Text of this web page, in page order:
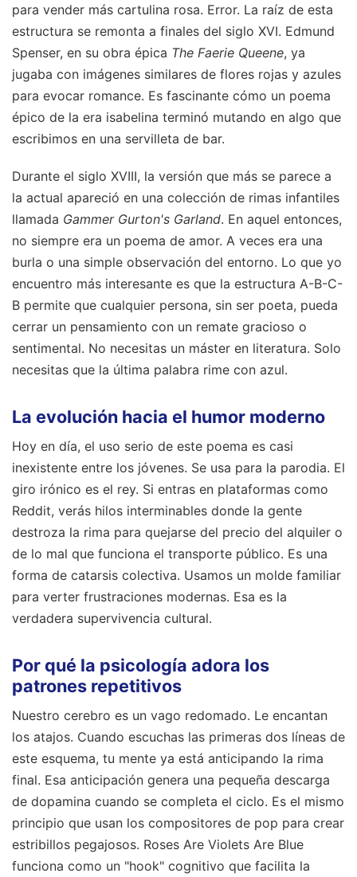
para vender más cartulina rosa. Error. La raíz de esta
estructura se remonta a finales del siglo XVI. Edmund
Spenser, en su obra épica The Faerie Queene, ya
jugaba con imágenes similares de flores rojas y azules
para evocar romance. Es fascinante cómo un poema
épico de la era isabelina terminó mutando en algo que
escribimos en una servilleta de bar.
Durante el siglo XVIII, la versión que más se parece a
la actual apareció en una colección de rimas infantiles
llamada Gammer Gurton's Garland. En aquel entonces,
no siempre era un poema de amor. A veces era una
burla o una simple observación del entorno. Lo que yo
encuentro más interesante es que la estructura A-B-C-
B permite que cualquier persona, sin ser poeta, pueda
cerrar un pensamiento con un remate gracioso o
sentimental. No necesitas un máster en literatura. Solo
necesitas que la última palabra rime con azul.
La evolución hacia el humor moderno
Hoy en día, el uso serio de este poema es casi
inexistente entre los jóvenes. Se usa para la parodia. El
giro irónico es el rey. Si entras en plataformas como
Reddit, verás hilos interminables donde la gente
destroza la rima para quejarse del precio del alquiler o
de lo mal que funciona el transporte público. Es una
forma de catarsis colectiva. Usamos un molde familiar
para verter frustraciones modernas. Esa es la
verdadera supervivencia cultural.
Por qué la psicología adora los
patrones repetitivos
Nuestro cerebro es un vago redomado. Le encantan
los atajos. Cuando escuchas las primeras dos líneas de
este esquema, tu mente ya está anticipando la rima
final. Esa anticipación genera una pequeña descarga
de dopamina cuando se completa el ciclo. Es el mismo
principio que usan los compositores de pop para crear
estribillos pegajosos. Roses Are Violets Are Blue
funciona como un "hook" cognitivo que facilita la